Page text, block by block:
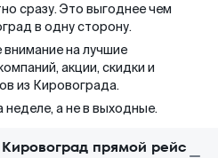
сразу. Это выгоднее чем
в одну сторону.
на лучшие
акции, скидки и
из Кировограда.
неделе, а не в выходные.
прямой рейс